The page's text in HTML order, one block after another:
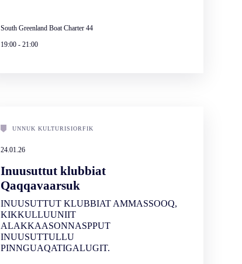
South Greenland Boat Charter 44
19:00 -21:00
UNNUK KULTURISIORFIK
24.01.26
Inuusuttut klubbiat
Qaqqavaarsuk
INUUSUTTUT KLUBBIAT AMMASSOOQ,
KIKKULLUUNIIT
ALAKKAASONNASPPUT
INUUSUTTULLU
PINNGUAQATIGALUGIT.